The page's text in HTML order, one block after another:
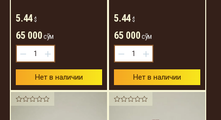
5.44 $
65 000сўм
− +
Нет в наличии
5.44 $
65 000сўм
− +
Нет в наличии